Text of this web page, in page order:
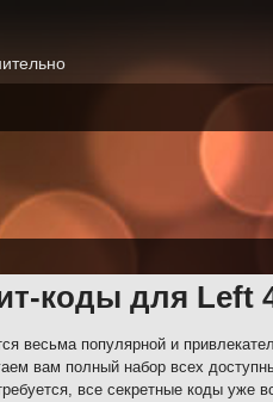
коды для Left
весьма популярной и
вам полный набор всех
все секретные коды уже